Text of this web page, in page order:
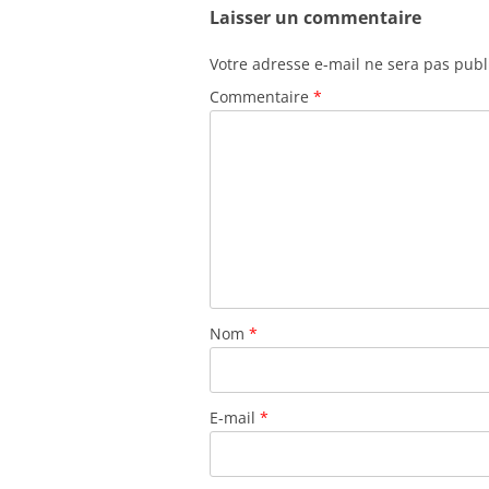
Laisser un commentaire
Votre adresse e-mail ne sera pas
Commentaire *
Nom *
E-mail *